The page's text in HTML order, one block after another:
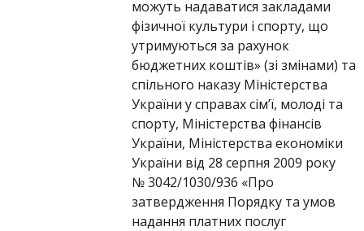
можуть надаватися закладами
фізичної культури і спорту, що
утримуються за рахунок
бюджетних коштів» (зі змінами) та
спільного наказу Міністерства
України у справах сім’ї, молоді та
спорту, Міністерства фінансів
України, Міністерства економіки
України від 28 серпня 2009 року
№ 3042/1030/936 «Про
затвердження Порядку та умов
надання платних послуг